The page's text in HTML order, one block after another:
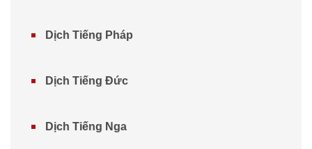
Dịch Tiếng Pháp
Dịch Tiếng Đức
Dịch Tiếng Nga